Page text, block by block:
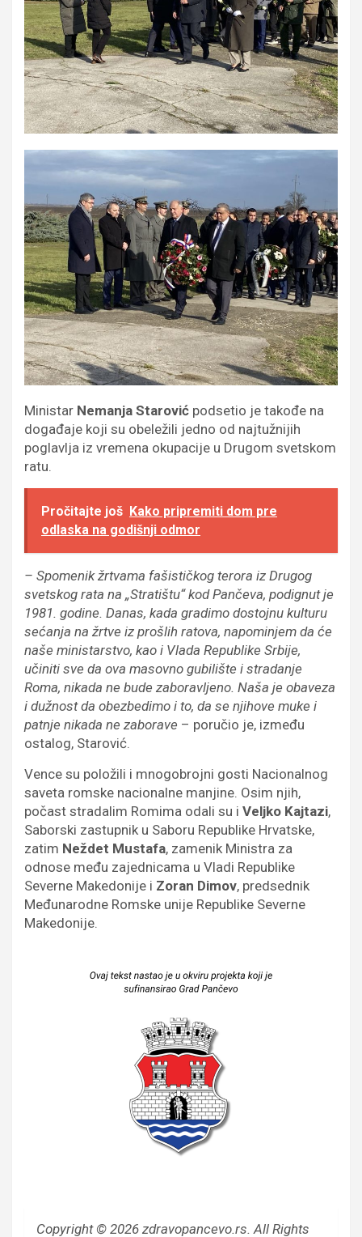
Ministar Nemanja Starović podsetio je takođe na
događaje koji su obeležili jedno od najtužnijih
poglavlja iz vremena okupacije u Drugom svetskom
ratu.
Pročitajte još Kako pripremiti dom pre
odlaska na godišnji odmor
– Spomenik žrtvama fašističkog terora iz Drugog
svetskog rata na „Stratištu“ kod Pančeva, podignut je
1981. godine. Danas, kada gradimo dostojnu kulturu
sećanja na žrtve iz prošlih ratova, napominjem da će
naše ministarstvo, kao i Vlada Republike Srbije,
učiniti sve da ova masovno gubilište i stradanje
Roma, nikada ne bude zaboravljeno. Naša je obaveza
i dužnost da obezbedimo i to, da se njihove muke i
patnje nikada ne zaborave – poručio je, između
ostalog, Starović.
Vence su položili i mnogobrojni gosti Nacionalnog
saveta romske nacionalne manjine. Osim njih,
počast stradalim Romima odali su i Veljko Kajtazi,
Saborski zastupnik u Saboru Republike Hrvatske,
zatim Neždet Mustafa, zamenik Ministra za
odnose među zajednicama u Vladi Republike
Severne Makedonije i Zoran Dimov, predsednik
Međunarodne Romske unije Republike Severne
Makedonije.
Copyright © 2026 zdravopancevo.rs. All Rights